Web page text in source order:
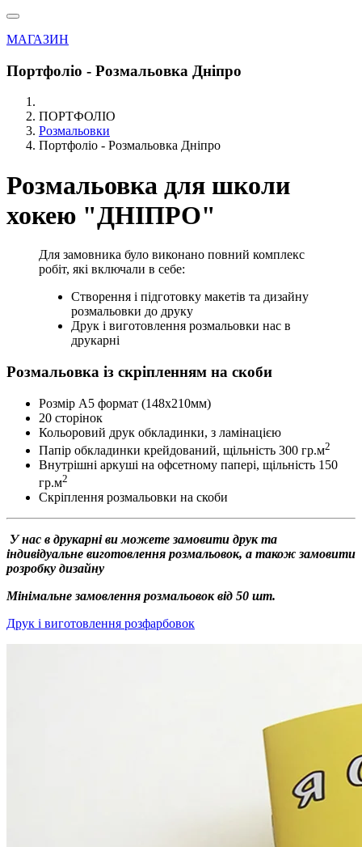
МАГАЗИН
Портфоліо - Розмальовка Дніпро
ПОРТФОЛІО
Розмальовки
Портфоліо - Розмальовка Дніпро
Розмальовка для школи
хокею "ДНІПРО"
Для замовника було виконано повний комплекс
робіт, які включали в себе:
Створення і підготовку макетів та дизайну
розмальовки до друку
Друк і виготовлення розмальовки нас в
друкарні
Розмальовка із скріпленням на скоби
Розмір А5 формат (148х210мм)
20 сторінок
Кольоровий друк обкладинки, з ламінацією
Папір обкладинки крейдований, щільність 300 гр.м2
Внутрішні аркуші на офсетному папері, щільність 150
гр.м2
Скріплення розмальовки на скоби
У нас в друкарні ви можете замовити друк та
індивідуальне виготовлення розмальовок, а також замовити
розробку дизайну
Мінімальне замовлення розмальовок від 50 шт.
Друк і виготовлення розфарбовок